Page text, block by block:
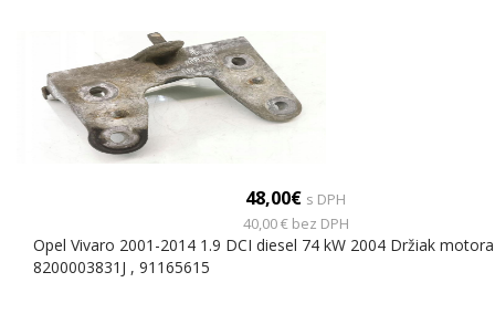
48,00€ s DPH
40,00 € bez DPH
Opel Vivaro 2001-2014 1.9 DCI diesel 74 kW 2004 Držiak motora
8200003831J , 91165615